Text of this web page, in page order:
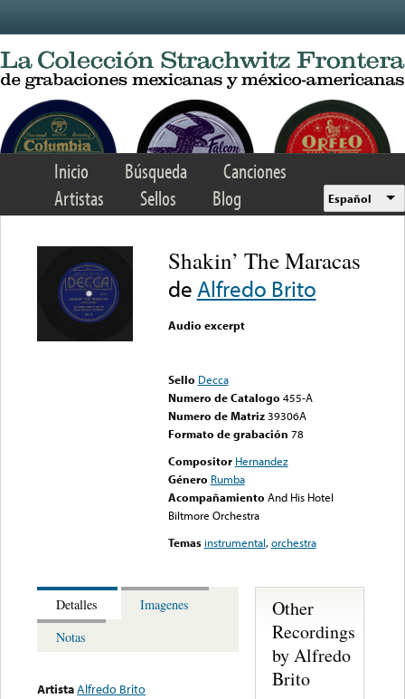
Inicio Búsqueda
Canciones
Artistas
Sellos Blog Español
Shakin’ The Maracas
de Alfredo Brito
Audio excerpt
Sello Decca
Numero de Catalogo 455-A
Numero de Matriz 39306A
Formato de grabación 78
Compositor Hernandez
Género Rumba
Acompañamiento And His Hotel
Biltmore Orchestra
Temas instrumental,orchestra
Detalles
Imagenes
Notas
ArtistaAlfredo Brito
Other
Recordings
by Alfredo
Brito